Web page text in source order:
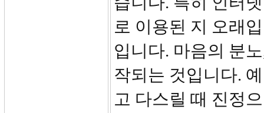
로 이용된 지 오래
입니다. 마음의 분
작되는 것입니다.
고 다스릴 때 진정